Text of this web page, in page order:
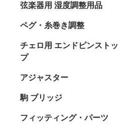
弦楽器用 湿度調整用品
ペグ・糸巻き調整
チェロ用 エンドピンストッ
プ
アジャスター
駒 ブリッジ
フィッティング・パーツ